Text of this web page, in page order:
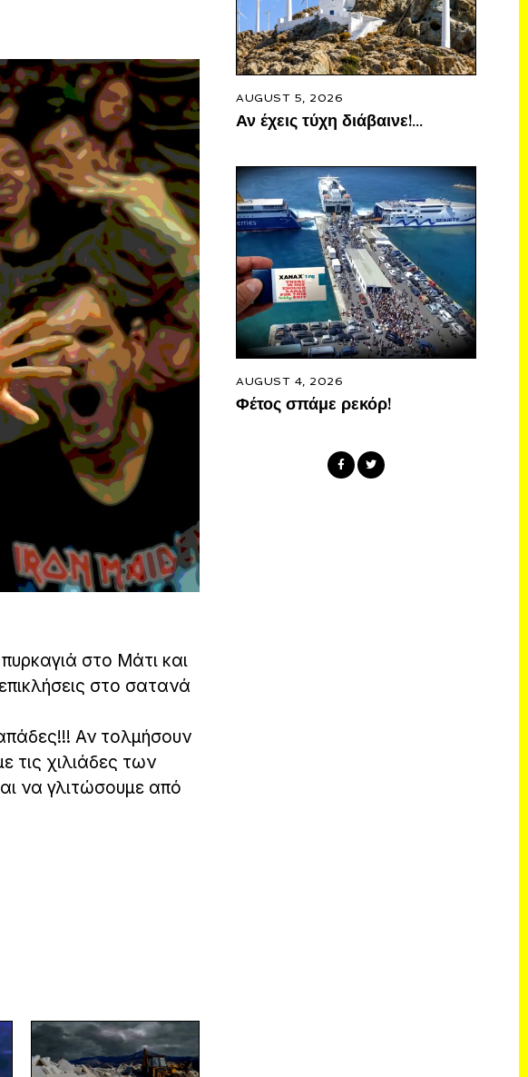
στο Μάτι και
στο σατανά
Αν τολμήσουν
τις χιλιάδες των
να γλιτώσουμε από
AUGUST 5, 2026
Αν έχεις τύχη διάβαινε!…
AUGUST 4, 2026
Φέτος σπάμε ρεκόρ!